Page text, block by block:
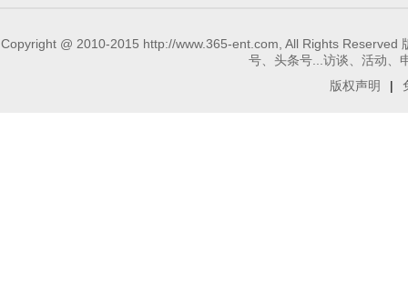
Copyright @ 2010-2015 http://www.365-ent.com, All Rights
号、头条号...访谈、活动、
版权声明
|